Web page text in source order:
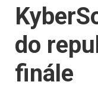
do
finále